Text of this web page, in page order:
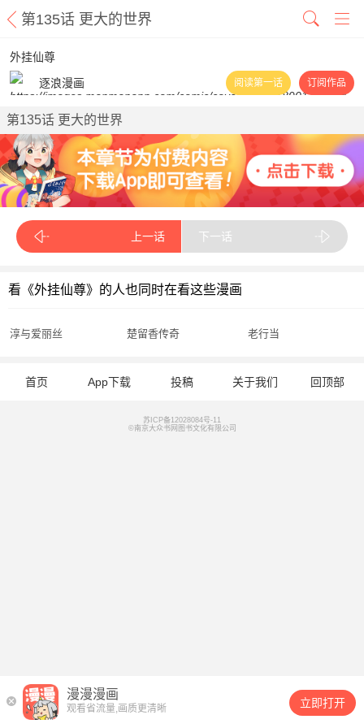
第135话 更大的世界
外挂仙尊
逐浪漫画
阅读第一话 订阅作品
第135话 更大的世界
上一话 下一话
看《外挂仙尊》的人也同时在看这些漫画
淳与爱丽丝 楚留香传奇 老行当
首页 App下载 投稿 关于我们 回顶部
苏ICP备12028084号-11
©南京大众书网图书文化有限公司
漫漫漫画
观看省流量,画质更清晰 立即打开